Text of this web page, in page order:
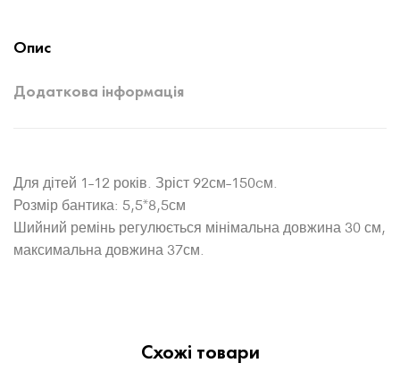
Опис
Додаткова інформація
Для дітей 1-12 років. Зріст 92см-150cм.
Розмір бантика: 5,5*8,5см
Шийний ремінь регулюється мінімальна довжина 30 см,
максимальна довжина 37см.
Схожі товари